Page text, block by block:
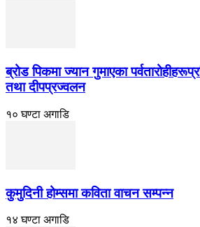
ब्रोड पिकमा ज्यान गुमाएका
तथा दीपप्रज्वलन
१० घण्टा अगाडि
कुमुदिनी होम्समा कविता वाचन सम्पन्न
१४ घण्टा अगाडि